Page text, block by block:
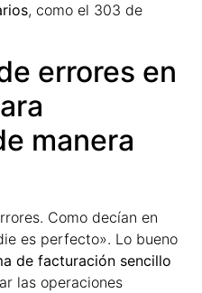
, como el 303 de
errores en
manera
Como decían en
es perfecto». Lo bueno
de facturación sencillo
las operaciones